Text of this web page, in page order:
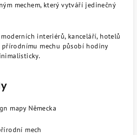
mechem, který vytváří jedinečný
interiérů, kanceláří, hotelů
přírodnímu mechu působí hodiny
mapy Německa
mech